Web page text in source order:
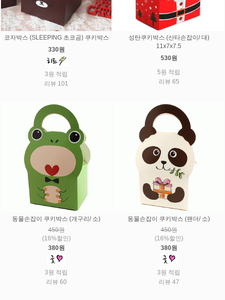
코자박스 (SLEEPING 초코곰) 쿠키박스
330원
3원 적립
리뷰 101
성탄쿠키박스 (산타손잡이/ 대)
11x7x7.5
530원
5원 적립
리뷰 65
동물손잡이 쿠키박스 (개구리/ 소)
450원
(16%할인)
380원
3원 적립
리뷰 60
동물손잡이 쿠키박스 (팬더/ 소)
450원
(16%할인)
380원
3원 적립
리뷰 47